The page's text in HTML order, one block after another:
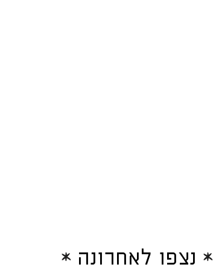
נצפו לאחרונה